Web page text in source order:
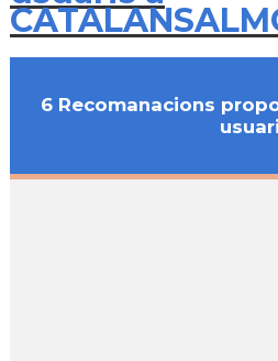
6 Recomanacions